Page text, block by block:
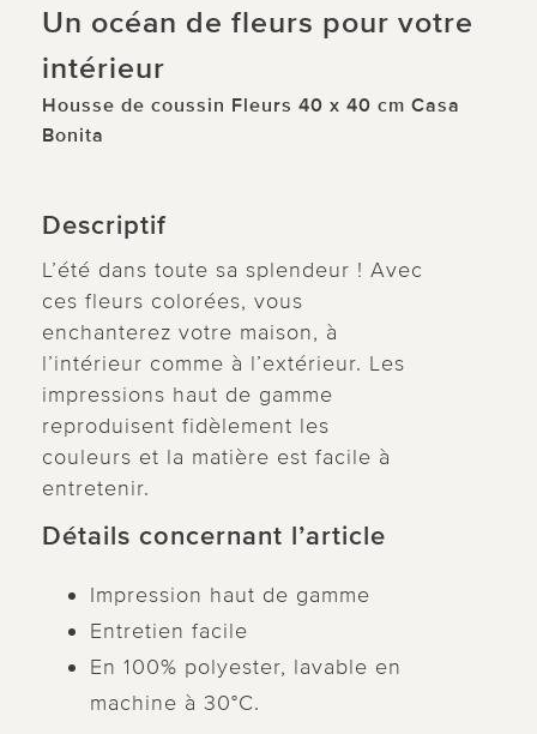
Un océan de fleurs pour votre
intérieur
Housse de coussin Fleurs 40 x 40 cm Casa
Bonita
Descriptif
L’été dans toute sa splendeur ! Avec
ces fleurs colorées, vous
enchanterez votre maison, à
l’intérieur comme à l’extérieur. Les
impressions haut de gamme
reproduisent fidèlement les
couleurs et la matière est facile à
entretenir.
Détails concernant l’article
Impression haut de gamme
Entretien facile
En 100% polyester, lavable en
machine à 30°C.